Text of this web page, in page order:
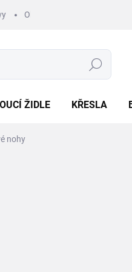
Obchodní podmínky
Hledat
ŽIDLE KŘESLA
nohy